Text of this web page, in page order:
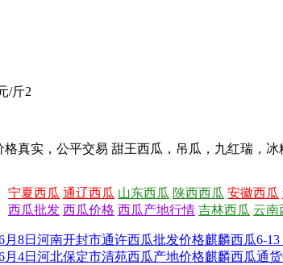
/斤2
真实，公平交易 甜王西瓜，吊瓜，九红瑞，冰
宁夏西瓜 通辽西瓜 山东西瓜 陕西西瓜 安徽西瓜
西瓜批发 西瓜价格 西瓜产地行情 吉林西瓜 云南
月8日河南开封市通许西瓜批发价格麒麟西瓜6-13
月4日河北保定市清苑西瓜产地价格麒麟西瓜通